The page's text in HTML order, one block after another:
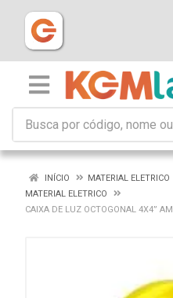
INÍCIO
MATERIAL ELETRICO
MATERIAL ELETRICO
CAIXA DE LUZ OCTOGONAL 4X4” AM